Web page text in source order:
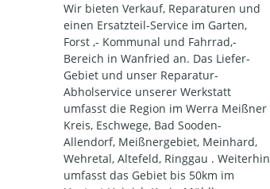
Wir bieten Verkauf, Reparaturen und
einen Ersatzteil-Service im Garten,
Forst ,- Kommunal und Fahrrad,-
Bereich in Wanfried an. Das Liefer-
Gebiet und unser Reparatur-
Abholservice unserer Werkstatt
umfasst die Region im Werra Meißner
Kreis, Eschwege, Bad Sooden-
Allendorf, Meißnergebiet, Meinhard,
Wehretal, Altefeld, Ringgau . Weiterhin
umfasst das Gebiet bis 50km im